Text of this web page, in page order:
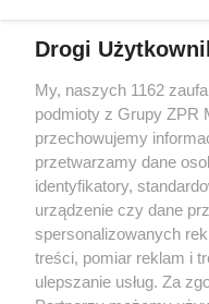
Drogi
My, naszych 1162
podmioty z Grupy ZPR
przechowujemy
przetwarzamy dane
identyfikatory,
urządzenie czy dane
spersonalizowanych
treści, pomiar reklam i
ulepszanie usług. Za